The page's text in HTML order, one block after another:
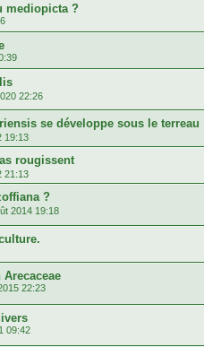
mediopicta ?
22:26
se développe sous le terreau
19:13
rougissent
21:13
?
2014 19:18
Arecaceae
22:23
09:42